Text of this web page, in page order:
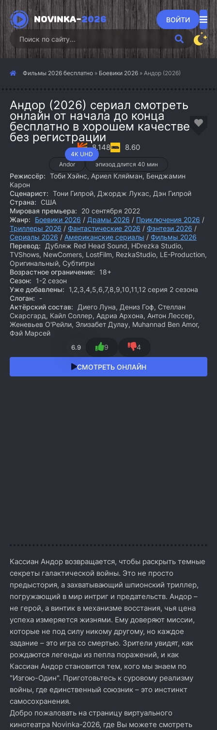
NOVINKA-2026 ВОЙТИ
Фильмы 2026 бесплатно » Боевики 2026 » Андор (2026)
Андор (2026) сериал смотреть
онлайн от начала до конца
бесплатно в хорошем качестве
без регистрации
4K UHD
8.148 8.60
Andor эпизод длится 40 мин
Режиссёр: Тоби Хэйнс, Ариел Кляйман, Бенджамин
Карон
Сценарист: Тони Гилрой, Джордж Лукас, Дэн Гилрой
Страна:
США
Мировая премьера:
20 сентября 2022
Жанр:
Боевики 2026 / Драмы 2026 / Приключения 2026 /
Триллеры 2026 / Фантастические 2026 / Фэнтези 2026 /
Сериалы 2026 / Американские сериалы / Фильмы 2026
Перевод:
Дубляж Red Head Sound, HDrezka Studio,
TVShows, NewComers, LostFilm, RezkaStudio, LE-Production,
Оригинальный, Субтитры
Возрастное ограничение:
18+
Сезон:
1-2 сезон
Уже добавлены:
1,2,3,4,5,6,7,8,9,10,11,12 серия 2 сезона
Слоган:
-
Актёрский состав:
Диего Луна, Дениз Гоф, Стеллан
Скарсгард, Кайл Соллер, Адриа Архона, Антон Лессер,
Женевьев О'Рейли, Элизабет Дулау, Muhannad Ben Amor,
Фэй Марсей
6.9 9 4
СМОТРЕТЬ ОНЛАЙН
Кассиан Андор возвращается, чтобы раскрыть темные
секреты галактической войны. Это не просто
предыстория, а захватывающий шпионский триллер,
погружающий в мир интриг и предательств. Андор –
не герой, а винтик в механизме восстания, чья цена
успеха измеряется жизнями. Ему доверяют миссии,
которые не под силу никому другому, но каждое
задание – это игра со смертью. Зрители увидят, как
рождаются легенды из пепла поражений, и как
Кассиан Андор становится тем, кого мы знаем по
"Изгою-Один". Приготовьтесь к суровому реализму
войны, где единственный союзник – это инстинкт
самосохранения.
Добро пожаловать на страницу виртуального
кинотеатра Novinka-2026, где Вы можете смотреть